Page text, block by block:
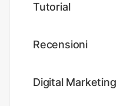
Tutorial
Recensioni
Digital Marketing